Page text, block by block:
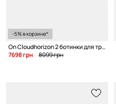
-5% в корзине*
On Cloudhorizon 2 ботинки для треккинга
7698 грн
8099 грн